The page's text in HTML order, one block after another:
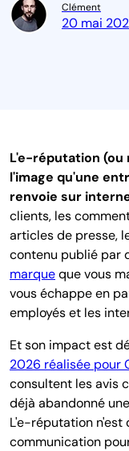
Clément
20 mai
L'e-réputation (ou
l'image qu'une
renvoie sur
clients, les
articles de presse,
contenu publié par
marqueque vous
vous échappe en
employés et les
Et son impact est
2026 réalisée pour
consultent les avis
déjà abandonné
L'e-réputation n'est
communication